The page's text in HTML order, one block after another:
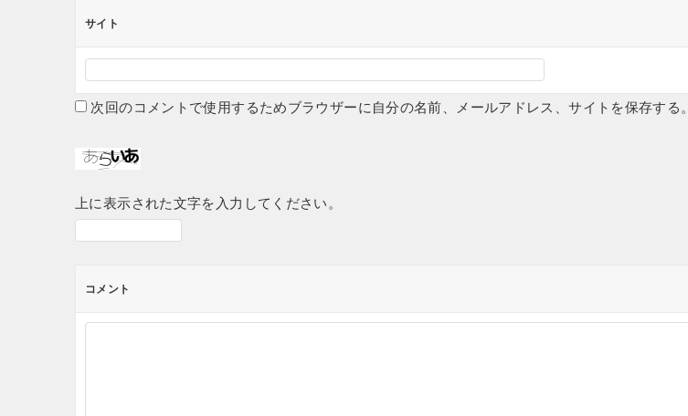
サイト
次回のコメントで使用するためブラウザーに自分の名前、メールアドレス、サイトを保存する。
上に表示された文字を入力してください。
コメント